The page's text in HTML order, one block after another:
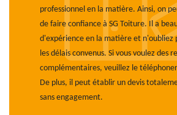
professionnel en la matière. Ainsi, on
de faire confiance à SG Toiture. Il a
d'expérience en la matière et n'oubliez
les délais convenus. Si vous voulez des
complémentaires, veuillez le
De plus, il peut établir un devis
sans engagement.